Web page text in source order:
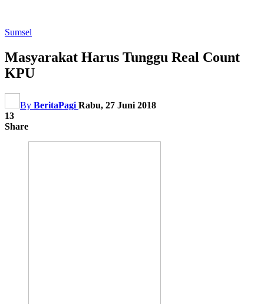
Sumsel
Masyarakat Harus Tunggu Real Count
KPU
By BeritaPagi Rabu, 27 Juni 2018
13
Share